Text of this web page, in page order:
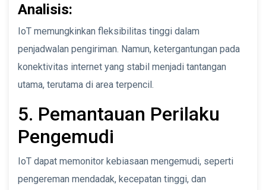
Analisis:
IoT memungkinkan fleksibilitas tinggi dalam
penjadwalan pengiriman. Namun, ketergantungan pada
konektivitas internet yang stabil menjadi tantangan
utama, terutama di area terpencil.
5. Pemantauan Perilaku
Pengemudi
IoT dapat memonitor kebiasaan mengemudi, seperti
pengereman mendadak, kecepatan tinggi, dan